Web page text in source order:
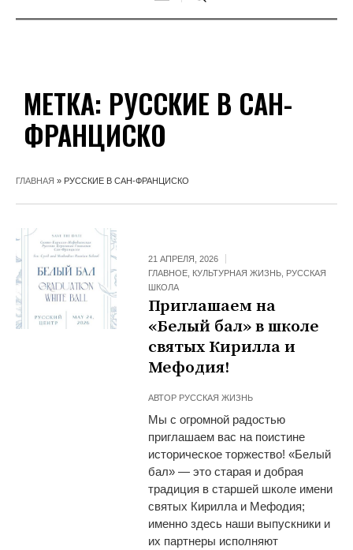
МЕТКА: РУССКИЕ В САН-
ФРАНЦИСКО
ГЛАВНАЯ » РУССКИЕ В САН-ФРАНЦИСКО
21 АПРЕЛЯ, 2026
ГЛАВНОЕ КУЛЬТУРНАЯ ЖИЗНЬ РУССКАЯ
ШКОЛА
Приглашаем на
«Белый бал» в школе
святых Кирилла и
Мефодия!
АВТОР РУССКАЯ ЖИЗНЬ
Мы с огромной радостью
приглашаем вас на поистине
историческое торжество! «Белый
бал» — это старая и добрая
традиция в старшей школе имени
святых Кирилла и Мефодия;
именно здесь наши выпускники и
их партнеры исполняют